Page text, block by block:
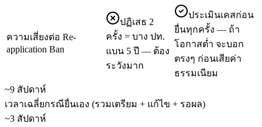
ความเสี่ยงต่อ Re-
application Ban
ปฏิเสธ 2
ครั้ง = บาง ปท.
แบน 5 ปี — ต้อง
ระวังมาก
ประเมินเคสก่อน
ยื่นทุกครั้ง — ถ้า
โอกาสต่ำ จะบอก
ตรงๆ ก่อนเสียค่า
ธรรมเนียม
~9 สัปดาห์
เวลาเฉลี่ยกรณียื่นเอง (รวมเตรียม + แก้ไข + รอผล)
~3 สัปดาห์